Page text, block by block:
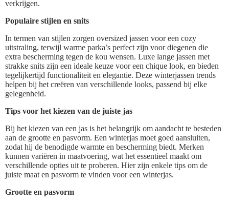
verkrijgen.
Populaire stijlen en snits
In termen van stijlen zorgen oversized jassen voor een cozy
uitstraling, terwijl warme parka’s perfect zijn voor diegenen die
extra bescherming tegen de kou wensen. Luxe lange jassen met
strakke snits zijn een ideale keuze voor een chique look, en bieden
tegelijkertijd functionaliteit en elegantie. Deze winterjassen trends
helpen bij het creëren van verschillende looks, passend bij elke
gelegenheid.
Tips voor het kiezen van de juiste jas
Bij het kiezen van een jas is het belangrijk om aandacht te besteden
aan de grootte en pasvorm. Een winterjas moet goed aansluiten,
zodat hij de benodigde warmte en bescherming biedt. Merken
kunnen variëren in maatvoering, wat het essentieel maakt om
verschillende opties uit te proberen. Hier zijn enkele tips om de
juiste maat en pasvorm te vinden voor een winterjas.
Grootte en pasvorm